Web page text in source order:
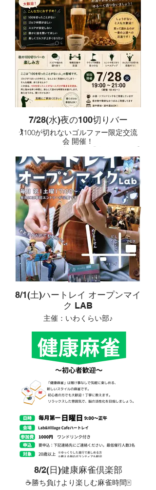
7/28(水)夜の100切りバー
🏌️100が切れないゴルファー限定交流
会 開催！
ゴルフバーや練習場で「自分だけ下手
かも…」と感じたことはありません
か？
この会は、100切りを目指す人だけが
集まる交流会です。
スイングを教え合う場というより、
「今日はOBが止まらなかった」「ア
プローチでまた3回打った…」そんな
失敗談も笑いながら話せる、気楽な居
場所を目指しています。
ゴルフ歴や年齢は問いません。
一人参加も大歓迎！
美味しいコーヒーやお酒を片手に、ゴ
ルフ仲間をつくりませんか？
情報交換やラウンド仲間づくり、100
切りへのヒントが見つかるかもしれま
せん。
📅 日時：7月28日（火）19:00〜21:00
📍 会場：Lab&Village Café ハートレイ
💰参加費：ドリンクワンオーダー
たことがない方、ゴルフをやったこと
はないが興味がある方
「100が切れないからこそ楽しめる
夜。」
ぜひお気軽にご参加ください！
このイベントは「教える・教わる」よ
りも、「共感し、励まし合い、一緒に
100切りを目指す仲間づくり」を大切
にした交流イベントです
8/1(土)ハートレイ オープンマイ
ク LAB
主催：いわくらい部♪
岩倉市のカフェ Lab & Village Café ハ
ートレイで開催している
オープンマイクイベントです。
略して **「HOL（ホル）」**と呼んで
ください。
オープンマイク（OM）は、
演奏・歌唱・パフォーマンスなどを
出演者みんなで持ち寄り、披露して楽
しむイベント。
全国各地で開催されていますが、
**HOLは「いちばん気軽なオープンマ
イク」**をコンセプトにしています。
・人前で演奏するのは初めて
・まだ少し不安だけど挑戦してみたい
・まずは雰囲気を味わってみたい
8/2(日)健康麻雀倶楽部
☕勝ち負けより楽しむ麻雀時間🀄